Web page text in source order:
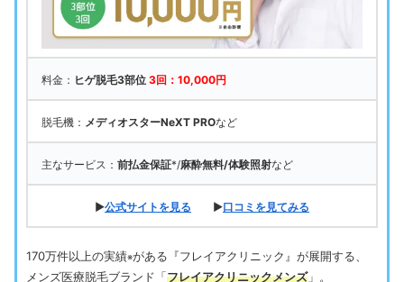
料金： ヒゲ脱毛3部位 3回：10,000円
脱毛機： メディオスターNeXT PROなど
主なサービス： 前払金保証*/麻酔無料/体験照射など
▶公式サイトを見る ▶口コミを見てみる
170万件以上の実績※がある『フレイアクリニック』が展開する、
メンズ医療脱毛ブランド「フレイアクリニックメンズ」。